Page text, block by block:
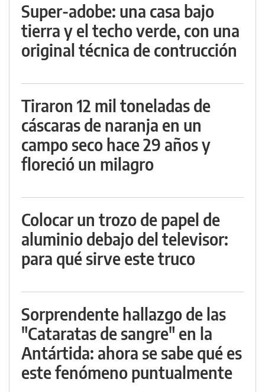
Super-adobe: una casa bajo
tierra y el techo verde, con una
original técnica de contrucción
Tiraron 12 mil toneladas de
cáscaras de naranja en un
campo seco hace 29 años y
floreció un milagro
Colocar un trozo de papel de
aluminio debajo del televisor:
para qué sirve este truco
Sorprendente hallazgo de las
"Cataratas de sangre" en la
Antártida: ahora se sabe qué es
este fenómeno puntualmente